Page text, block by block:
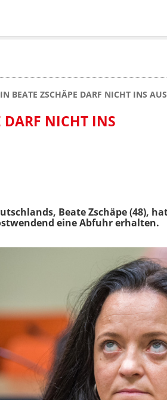
BEATE ZSCHÄPE DARF NICHT INS
DARF NICHT INS
Beate Zschäpe (48),
eine Abfuhr erhalten.